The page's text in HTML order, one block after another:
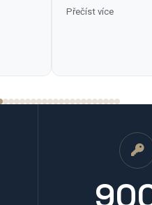
Petříkovou a
dosud měl.
Přečíst více